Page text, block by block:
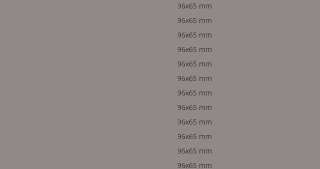
96x65 mm
96x65 mm
96x65 mm
96x65 mm
96x65 mm
96x65 mm
96x65 mm
96x65 mm
96x65 mm
96x65 mm
96x65 mm
96x65 mm